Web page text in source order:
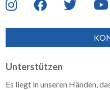
Unterstützen
Es liegt in unseren Händen,